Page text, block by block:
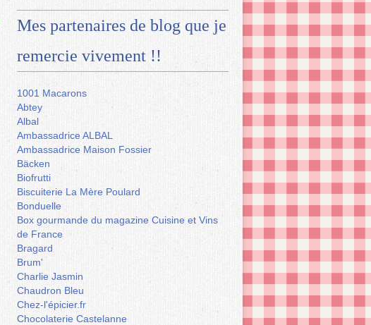
Mes partenaires de blog que je
remercie vivement !!
1001 Macarons
Abtey
Albal
Ambassadrice ALBAL
Ambassadrice Maison Fossier
Bäcken
Biofrutti
Biscuiterie La Mère Poulard
Bonduelle
Box gourmande du magazine Cuisine et Vins
de France
Bragard
Brum'
Charlie Jasmin
Chaudron Bleu
Chez-l'épicier.fr
Chocolaterie Castelanne